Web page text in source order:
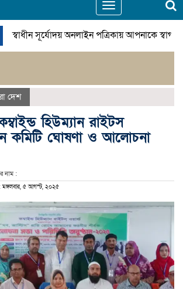
Toggle
navigation
স্বাধীন সূর্যোদয় অনলাইন পত্রিকায় আপনাকে
দেশ
হিউম্যান রাইটস
কমিটি ঘোষণা ও আলোচনা
নাম :
মঙ্গলবার, ৫ আগস্ট, ২০২৫